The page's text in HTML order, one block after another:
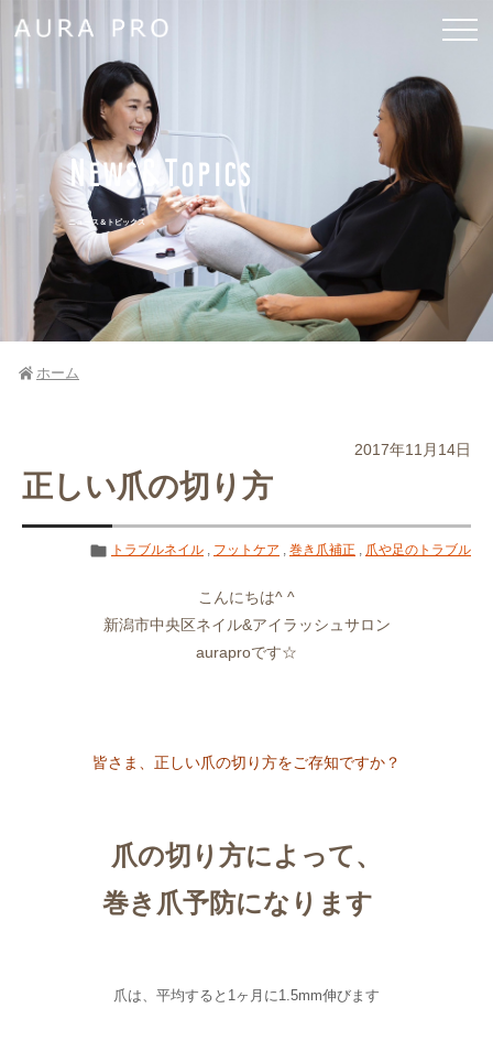
News&Topics
ニュース＆トピックス
ホーム
2017年11月14日
正しい爪の切り方
トラブルネイル フットケア 巻き爪補正 爪や足のトラブル
こんにちは^ ^
新潟市中央区ネイル&アイラッシュサロン
auraproです☆
皆さま、正しい爪の切り方をご存知ですか？
爪の切り方によって、
巻き爪予防になります
爪は、平均すると1ヶ月に1.5mm伸びます